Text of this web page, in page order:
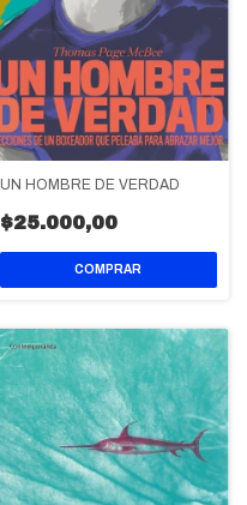
UN HOMBRE DE VERDAD
$25.000,00